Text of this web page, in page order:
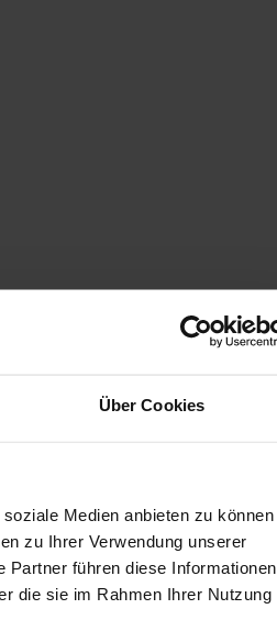
Über Cookies
Medien anbieten zu können
zu Ihrer Verwendung unserer
Partner führen diese Informationen
die sie im Rahmen Ihrer Nutzung